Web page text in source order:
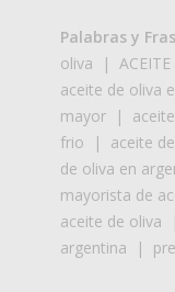
Palabras y
oliva |
aceite de oliva
mayor |
frio | aceite
de oliva en
mayorista de
aceite de oliva
argentina |